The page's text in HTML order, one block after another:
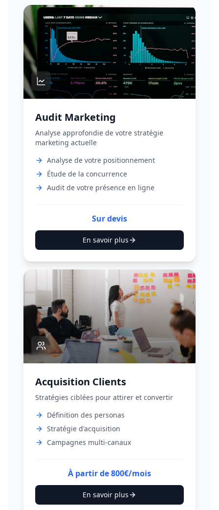
Audit Marketing
Analyse approfondie de votre stratégie
marketing actuelle
Analyse de votre positionnement
Étude de la concurrence
Audit de votre présence en ligne
Sur devis
En savoir plus
Acquisition Clients
Stratégies ciblées pour attirer et convertir
Définition des personas
Stratégie d'acquisition
Campagnes multi-canaux
À partir de 800€/mois
En savoir plus